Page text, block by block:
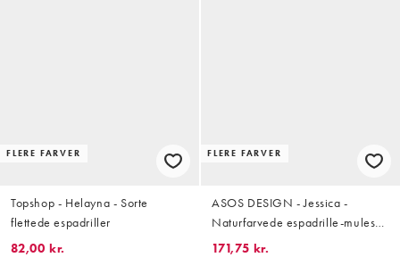
FLERE FARVER
Topshop - Helayna - Sorte
flettede espadriller
82,00 kr.
FLERE FARVER
ASOS DESIGN - Jessica -
Naturfarvede espadrille-mules
med krydsende remme og striber
171,75 kr.